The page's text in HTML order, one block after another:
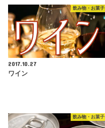
飲み物・お菓子
2017.10.27
ワイン
飲み物・お菓子